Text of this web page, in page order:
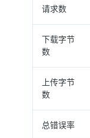
请求数
下载字节
数
上传字节
数
总错误率